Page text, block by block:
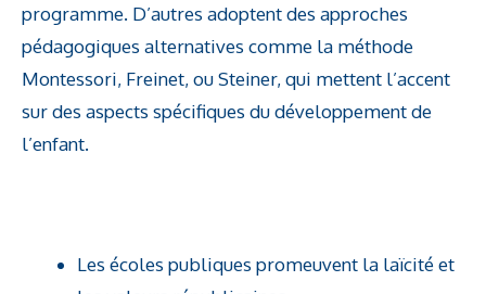
programme. D’autres adoptent des approches
pédagogiques alternatives comme la méthode
Montessori, Freinet, ou Steiner, qui mettent l’accent
sur des aspects spécifiques du développement de
l’enfant.
Les écoles publiques promeuvent la laïcité et